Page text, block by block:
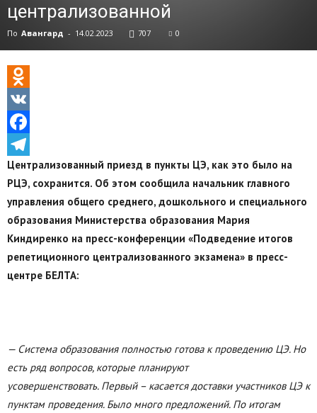
централизованной
По Авангард - 14.02.2023 707 0
Odnoklassniki
VK
Facebook
Telegram
Централизованный приезд в пункты ЦЭ, как это было на
РЦЭ, сохранится. Об этом сообщила начальник главного
управления общего среднего, дошкольного и специального
образования Министерства образования Мария
Киндиренко на пресс-конференции «Подведение итогов
репетиционного централизованного экзамена» в пресс-
центре БЕЛТА:
— Система образования полностью готова к проведению ЦЭ. Но
есть ряд вопросов, которые планируют
усовершенствовать. Первый – касается доставки участников ЦЭ к
пунктам проведения. Было много предложений. По итогам